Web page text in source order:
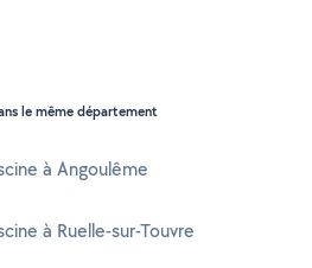
le même département
à Angoulême
à Ruelle-sur-Touvre